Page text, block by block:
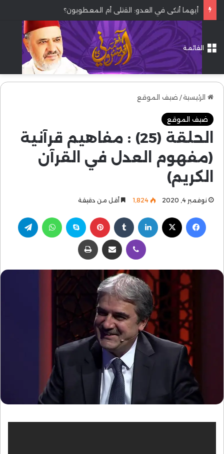
أيهما أنكى في العدو: القتلى أم المعطوبون؟
القائمة
الرئيسية/ ضيف الموقع
ضيف الموقع
الحلقة (25) : مفاهيم قرآنية
(مفهوم العدل في القرآن
الكريم)
نوفمبر 4, 2020 1٬824 أقل من دقيقة
فيسبوك لينكدإن بينتيريست سكايب واتساب
ڤايبر مشاركة عبر البريد طباعة